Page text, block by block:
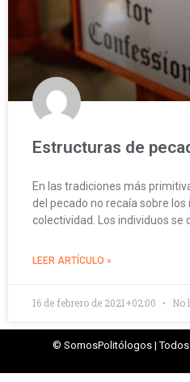
Estructuras de
En las tradiciones más
del pecado no recaía sobre los
colectividad. Los individuos se
LEER ARTÍCULO »
16 de febrero de 2021+02:00 No
© SomosPolitólogos |